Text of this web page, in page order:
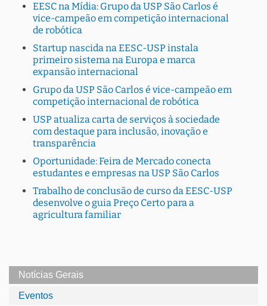
EESC na Mídia: Grupo da USP São Carlos é
vice-campeão em competição internacional
de robótica
Startup nascida na EESC-USP instala
primeiro sistema na Europa e marca
expansão internacional
Grupo da USP São Carlos é vice-campeão em
competição internacional de robótica
USP atualiza carta de serviços à sociedade
com destaque para inclusão, inovação e
transparência
Oportunidade: Feira de Mercado conecta
estudantes e empresas na USP São Carlos
Trabalho de conclusão de curso da EESC-USP
desenvolve o guia Preço Certo para a
agricultura familiar
Notícias Gerais
Eventos